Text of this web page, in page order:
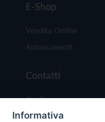
E-Shop
Vendita Online
Abbonamenti
Contatti
Chi Siamo
Redazione
Informativa